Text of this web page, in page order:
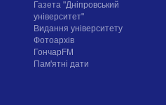
Газета "Дніпровський
університет"
Видання університету
Фотоархів
ГончарFM
Пам'ятні дати